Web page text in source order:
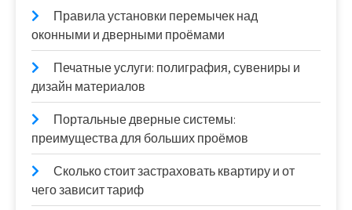
Правила установки перемычек над
оконными и дверными проёмами
Печатные услуги: полиграфия, сувениры и
дизайн материалов
Портальные дверные системы:
преимущества для больших проёмов
Сколько стоит застраховать квартиру и от
чего зависит тариф